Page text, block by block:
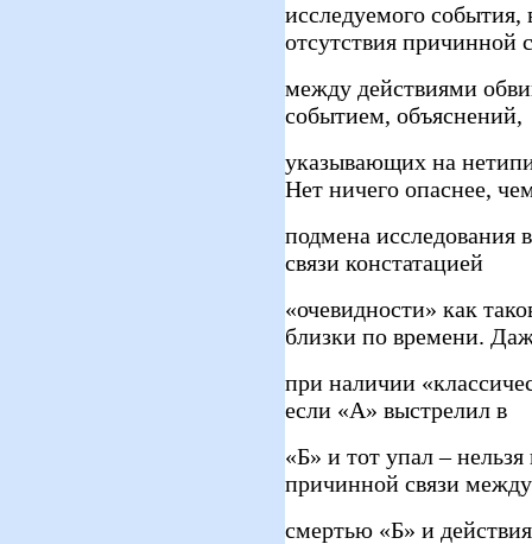
исследуемого
отсутствия причинной
между действиями
событием, объяснений,
указывающих на
Нет ничего опаснее,
подмена исследования
связи констатацией
«очевидности» как
близки по времени.
при наличии
если «А» выстрелил в
«Б» и тот упал –
причинной связи между
смертью «Б» и